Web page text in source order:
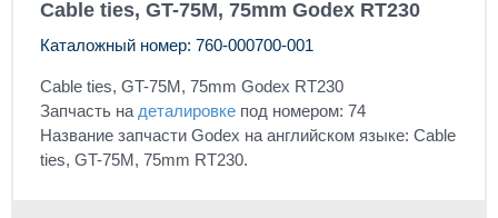
Cable ties, GT-75M, 75mm Godex RT230
Каталожный номер: 760-000700-001
Cable ties, GT-75M, 75mm Godex RT230
Запчасть на деталировке под номером: 74
Название запчасти Godex на английском языке: Cable
ties, GT-75M, 75mm RT230.